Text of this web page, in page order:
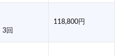
3回
118,800円